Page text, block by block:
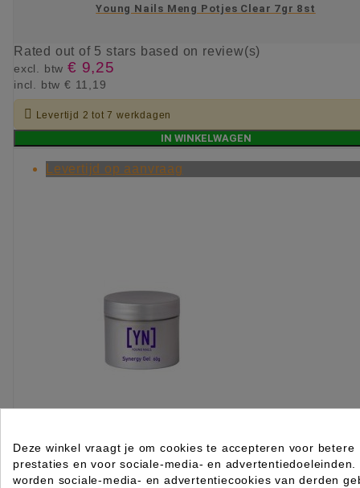
Young Nails Meng Potjes Clear 7gr 8st
Rated out of 5 stars based on review(s)
excl. btw € 9,25
incl. btw € 11,19
 Levertijd 2 tot 7 werkdagen
IN WINKELWAGEN
Levertijd op aanvraag
Young Nails Gel Clear Sculptor 60gr
Deze winkel vraagt je om cookies te accepteren voor betere
prestaties en voor sociale-media- en advertentiedoeleinden.
worden sociale-media- en advertentiecookies van derden